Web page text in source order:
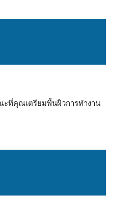
ะที่คุณเตรียมพื้นผิวการทํางาน